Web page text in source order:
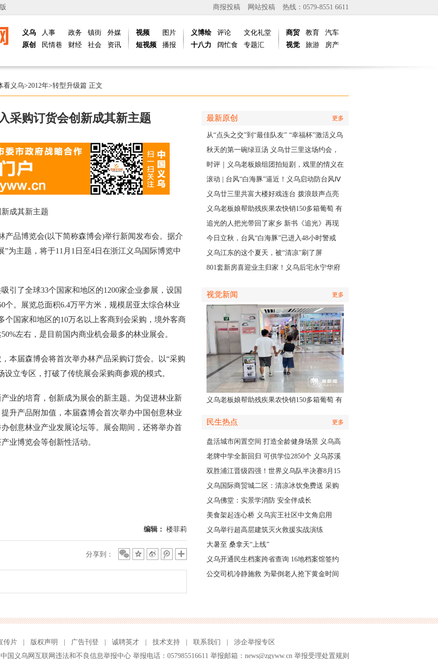
热线：0579-8551 6611
网站投稿
商报投稿
义乌
原创
人事
民情巷
政务
财经
镇街
社会
外媒
资讯
视频
短视频
图片
播报
义博绘
十八力
评论
阔忙食
文化礼堂
专题汇
商贸
视觉
教育
旅游
汽车
房产
看义乌>2012年>转型升级篇 正文
采购订货会创新成其新主题
成其新主题
品博览会(以下简称森博会)举行新闻发布会。据介
为主题，将于11月1日至4日在浙江义乌国际博览中
了全球33个国家和地区的1200家企业参展，设国
个。展览总面积6.4万平方米，规模居亚太综合林业
个国家和地区的10万名以上客商到会采购，境外客商
左右，是目前国内商业机会最多的林业展会。
届森博会将首次举办林产品采购订货会。以“采购
立专区，打破了传统展会采购商参观的模式。
的培育，创新成为展会的新主题。为促进林业新
升产品附加值，本届森博会首次举办中国创意林业
创意林业产业发展论坛等。展会期间，还将举办首
业博览会等创新性活动。
编辑： 楼菲莉
分享到：
最新原创 更多
从“点头之交”到“最佳队友” “幸福杯”激活义乌
稠江邻里情
秋天的第一碗绿豆汤 义乌廿三里这场约会，
主角是快递小哥
时评｜义乌老板娘组团拍短剧，戏里的情义在
现实中有了回响
滚动 | 台风“白海豚”逼近！义乌启动防台风Ⅳ
级应急响应
义乌廿三里共富大楼好戏连台 拨浪鼓声点亮
乡村之夜
义乌老板娘帮助残疾果农快销150多箱葡萄 有
人认出她还主演了部短剧
追光的人把光带回了家乡 新书《追光》再现
义商与一座城的双向奔赴
今日立秋，台风“白海豚”已进入48小时警戒
线，义乌风雨时间、雨量公布
义乌江东的这个夏天，被“清凉”刷了屏
801套新房喜迎业主归家！义乌后宅永宁华府
视觉新闻 更多
义乌老板娘帮助残疾果农快销150多箱葡萄 有
民生热点 更多
盘活城市闲置空间 打造全龄健身场景 义乌高
质量落地省级文体民生实事
老牌中学全新回归 可供学位2850个 义乌苏溪
中学9月投用
双胜浦江晋级四强！世界义乌队半决赛8月15
日主场开打
义乌国际商贸城二区：清凉冰饮免费送 采购
商可就近领取
义乌佛堂：实景学消防 安全伴成长
美食架起连心桥 义乌宾王社区中文角启用
义乌举行超高层建筑灭火救援实战演练
大暑至 桑拿天“上线”
义乌开通民生档案跨省查询 16地档案馆签约
合作
公交司机冷静施救 为晕倒老人抢下黄金时间
传片 版权声明 广告刊登 诚聘英才 技术支持 联系我们
涉企举报专区
中国义乌网互联网违法和不良信息举报中心举报电话：057985516611 举报邮箱：news@zgyww.cn 举报受理处置规则